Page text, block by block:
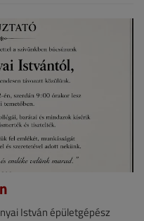
István épületgépész